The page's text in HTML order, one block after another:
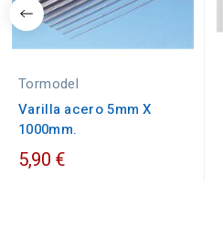
Tormodel
Varilla acero 5mm X
1000mm.
5,90 €